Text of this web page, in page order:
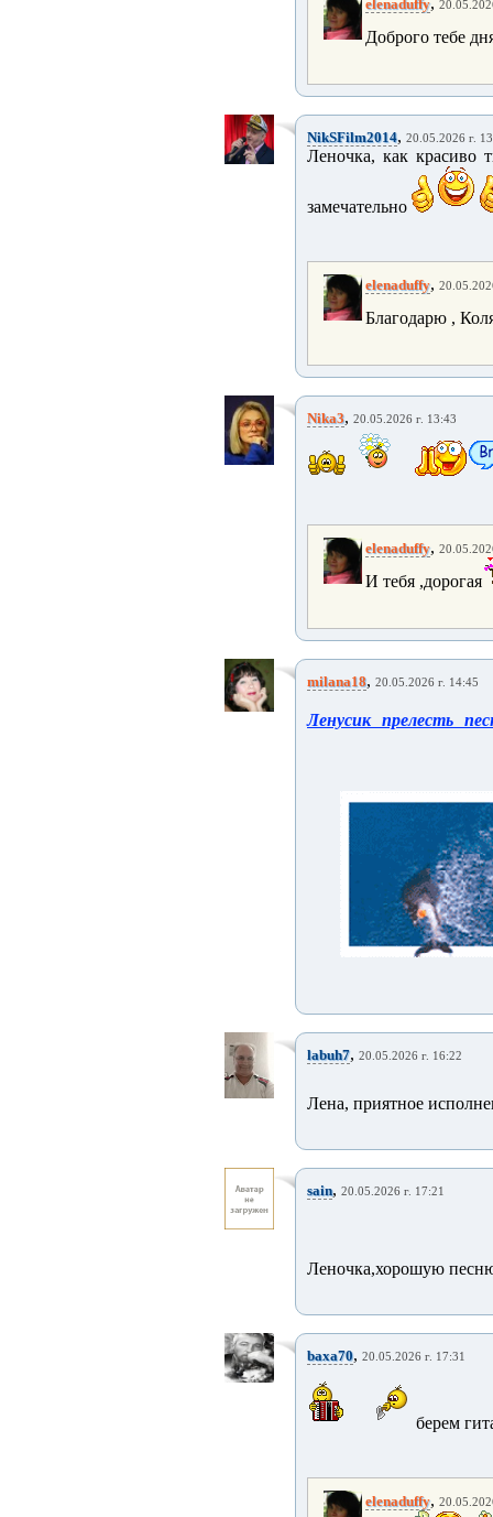
elenaduffy
Доброго тебе
NikSFilm2014, 20.05.2026 г.
Леночка, как красиво
замечательно
elenaduffy,
Благодарю ,
Nika3, 20.05.2026 г. 13:43
elenaduffy,
И тебя ,дорогая
milana18, 20.05.2026 г. 14:45
Ленусик прелесть
labuh7, 20.05.2026 г. 16:22
Лена, приятное
sain, 20.05.2026 г. 17:21
Леночка,хорошую
baxa70, 20.05.2026 г. 17:31
берем
elenaduffy,